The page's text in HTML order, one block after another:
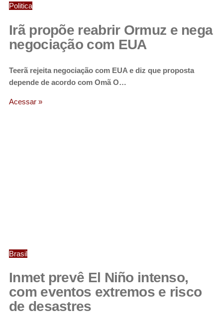
Politica
Irã propõe reabrir Ormuz e nega
negociação com EUA
Teerã rejeita negociação com EUA e diz que proposta
depende de acordo com Omã O…
Acessar »
Brasil
Inmet prevê El Niño intenso,
com eventos extremos e risco
de desastres